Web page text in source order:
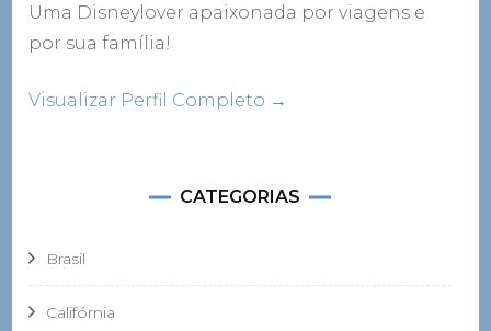
Uma Disneylover apaixonada por viagens e
por sua família!
Visualizar Perfil Completo →
CATEGORIAS
Brasil
Califórnia